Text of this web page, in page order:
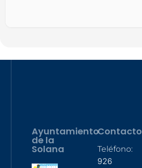
Ayuntamiento
de la
Solana
Contacto
Teléfono:
926